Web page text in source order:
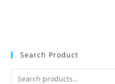
Search Product